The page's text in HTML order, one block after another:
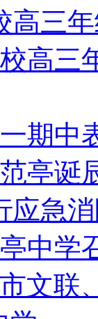
高三
高三
期中
亭诞
应急
中
文联